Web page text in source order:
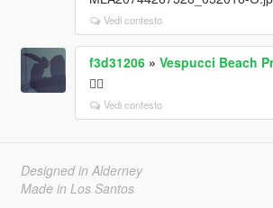
Vedi contesto
f3d31206» Vespucci Beach
🏳️‍🌈
Vedi contesto
Designed in Alderney
Made in Los Santos